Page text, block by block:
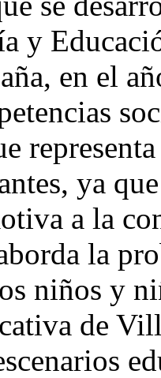
y
en el
ya
a la
la
niños y
de